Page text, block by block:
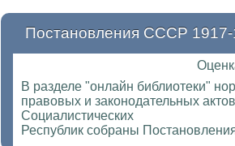
Постановления СССР 1917-
В разделе "онлайн библиотеки"
правовых и законодательных
Социалистических
Республик собраны